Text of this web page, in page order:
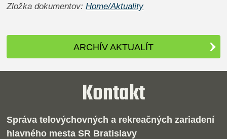
Zložka dokumentov:Home/Aktuality
ARCHÍV AKTUALÍT
Kontakt
Správa telovýchovných a rekreačných zariadení
hlavného mesta SR Bratislavy